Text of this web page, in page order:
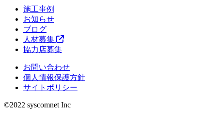
施工事例
お知らせ
ブログ
人材募集
協力店募集
お問い合わせ
個人情報保護方針
サイトポリシー
©︎2022 syscomnet Inc